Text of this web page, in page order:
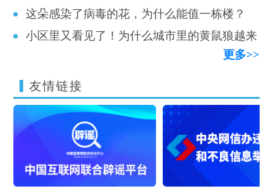
这朵感染了病毒的花，为什么能值一栋楼？
小区里又看见了！为什么城市里的黄鼠狼越来
更多>>
友情链接